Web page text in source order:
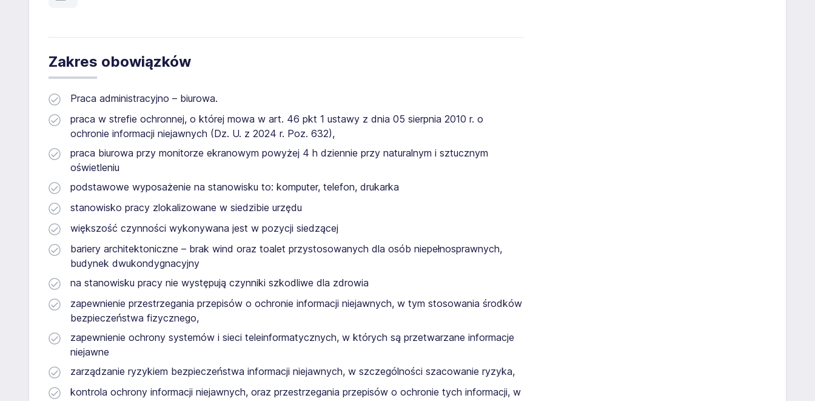
Zakres obowiązków
Praca administracyjno – biurowa.
praca w strefie ochronnej, o której mowa w art. 46 pkt 1 ustawy z dnia 05 sierpnia 2010 r. o
ochronie informacji niejawnych (Dz. U. z 2024 r. Poz. 632),
praca biurowa przy monitorze ekranowym powyżej 4 h dziennie przy naturalnym i sztucznym
oświetleniu
podstawowe wyposażenie na stanowisku to: komputer, telefon, drukarka
stanowisko pracy zlokalizowane w siedzibie urzędu
większość czynności wykonywana jest w pozycji siedzącej
bariery architektoniczne – brak wind oraz toalet przystosowanych dla osób niepełnosprawnych,
budynek dwukondygnacyjny
na stanowisku pracy nie występują czynniki szkodliwe dla zdrowia
zapewnienie przestrzegania przepisów o ochronie informacji niejawnych, w tym stosowania środków
bezpieczeństwa fizycznego,
zapewnienie ochrony systemów i sieci teleinformatycznych, w których są przetwarzane informacje
niejawne
zarządzanie ryzykiem bezpieczeństwa informacji niejawnych, w szczególności szacowanie ryzyka,
kontrola ochrony informacji niejawnych, oraz przestrzegania przepisów o ochronie tych informacji, w